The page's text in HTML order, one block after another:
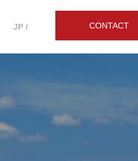
CONTACT
JP /